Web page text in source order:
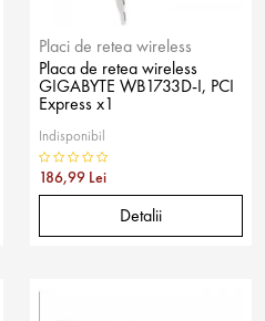
Placi de retea wireless
Placa de retea wireless
GIGABYTE WB1733D-I, PCI
Express x1
Indisponibil
186,99 Lei
Detalii